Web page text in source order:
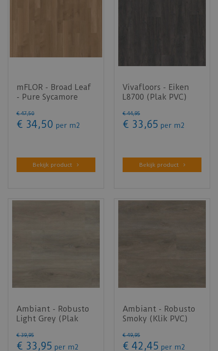
mFLOR - Broad Leaf
- Pure Sycamore
€ 47,50
€ 34,50 per m2
Bekijk product
Vivafloors - Eiken
L8700 (Plak PVC)
€ 44,95
€ 33 ,65 per m2
Bekijk product
Ambiant - Robusto
Light Grey (Plak
€ 39,95
€ 33 ,95 per m2
Ambiant - Robusto
Smoky (Klik PVC)
€ 49,95
€ 42 ,45 per m2